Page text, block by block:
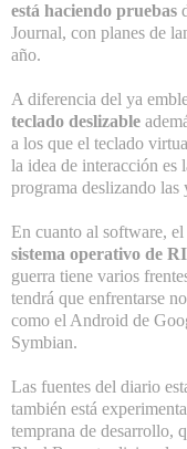
está haciendo pruebas
Journal, con planes de
año.
A diferencia del ya
teclado deslizable
a los que el teclado
la idea de interacción es
programa deslizando las
En cuanto al software,
sistema operativo de
guerra tiene varios
tendrá que enfrentarse
como el Android de
Symbian.
Las fuentes del diario
también está
temprana de desarrollo,